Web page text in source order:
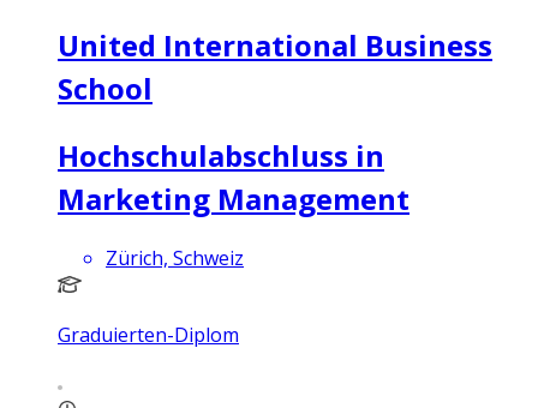
United International Business
School
Hochschulabschluss in
Marketing Management
Zürich, Schweiz
Graduierten-Diplom